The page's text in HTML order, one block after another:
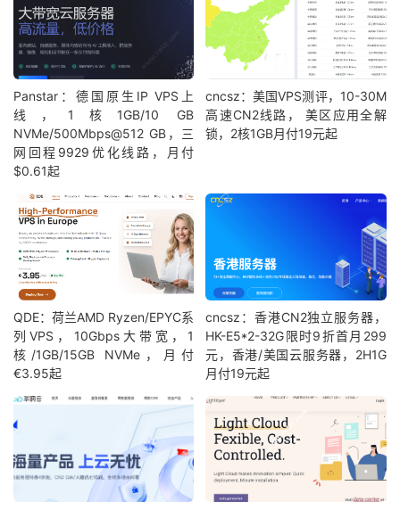
Panstar：德国原生IP VPS上
线，1核1GB/10 GB
NVMe/500Mbps@512 GB，三
网回程9929优化线路，月付
$0.61起
cncsz：美国VPS测评，10-30M
高速CN2线路， 美区应用全解
锁，2核1GB月付19元起
QDE：荷兰AMD Ryzen/EPYC系
列VPS，10Gbps大带宽，1
核/1GB/15GB NVMe，月付
€3.95起
cncsz：香港CN2独立服务器，
HK-E5*2-32G限时9折首月299
元，香港/美国云服务器，2H1G
月付19元起